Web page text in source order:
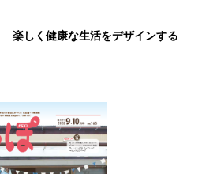
楽しく健康な生活をデザインする